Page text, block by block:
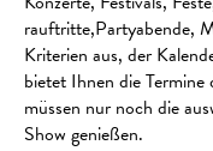
rauftritte,Partyabende,
Kriterien aus, der
bietet Ihnen die
müssen nur noch die
Show genießen.